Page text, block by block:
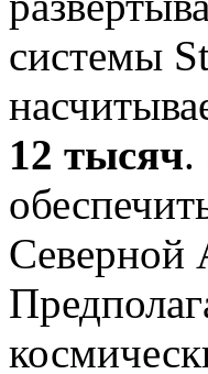
системы
12 тысяч.
Северной